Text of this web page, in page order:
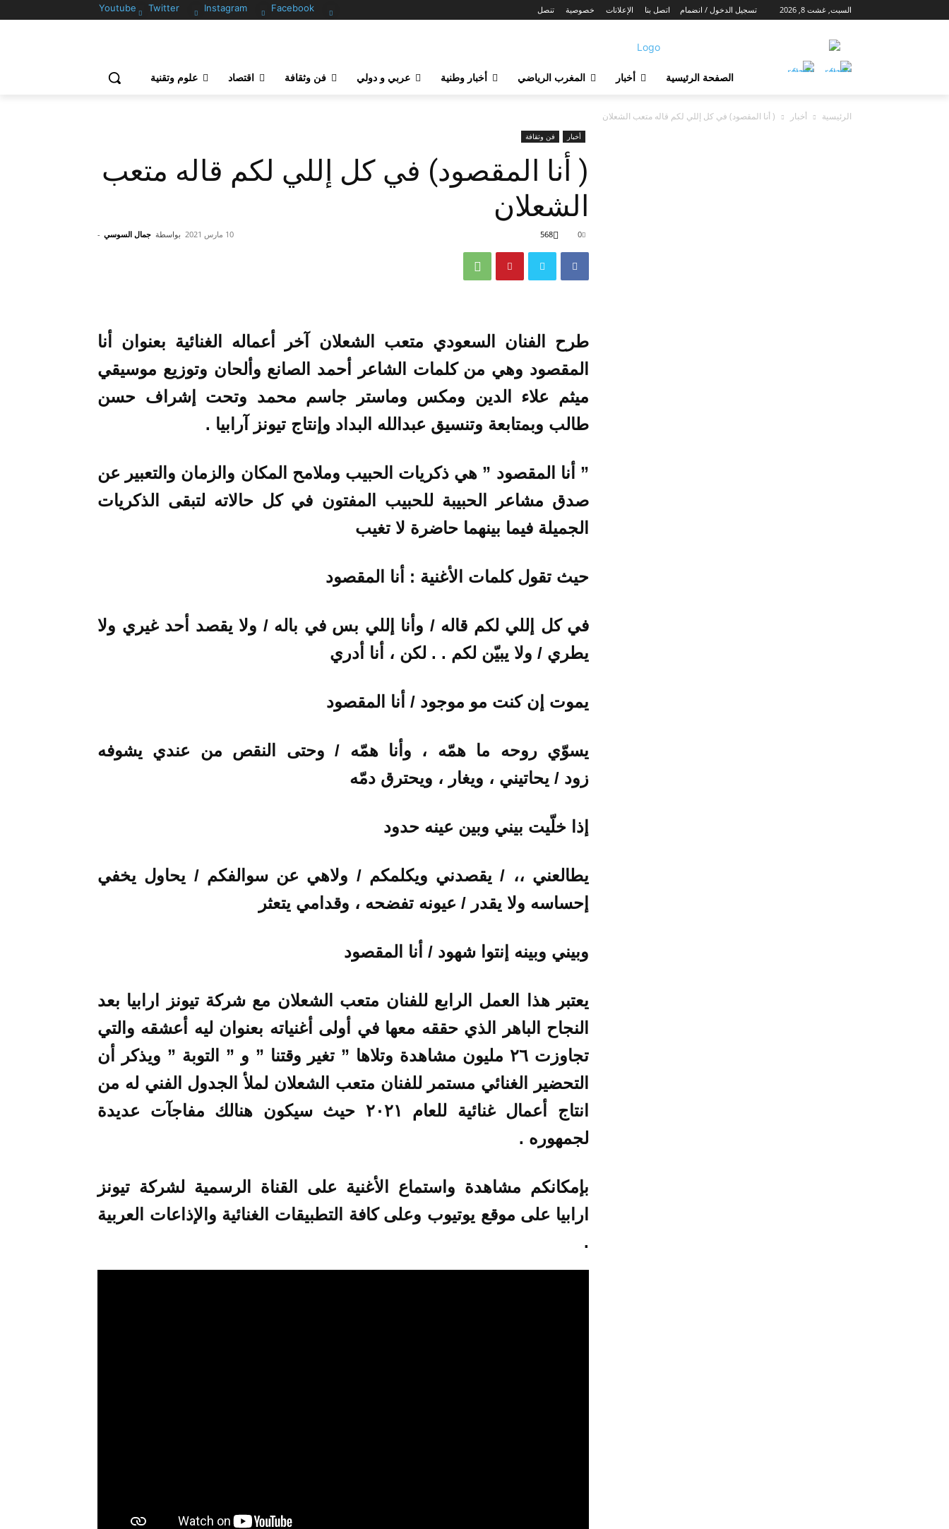
Facebook
Instagram
Twitter
Youtube السبت, غشت 8, 2026 تسجيل الدخول / انضمام تنصل خصوصية الإعلانات اتصل بنا
الصفحة الرئيسية أخبار المغرب الرياضي أخبار وطنية عربي و دولي فن وثقافة اقتصاد علوم وتقنية
الرئيسية أخبار ( أنا المقصود) في كل إللي لكم قاله متعب الشعلان
أخبار فن وثقافة
( أنا المقصود) في كل إللي لكم قاله متعب
الشعلان
بواسطة جمال السوسي - 10 مارس 2021 0
568
طرح الفنان السعودي متعب الشعلان آخر أعماله الغنائية بعنوان أنا
المقصود وهي من كلمات الشاعر أحمد الصانع وألحان وتوزيع موسيقي
ميثم علاء الدين ومكس وماستر جاسم محمد وتحت إشراف حسن
طالب وبمتابعة وتنسيق عبدالله البداد وإنتاج تيونز آرابيا .
” أنا المقصود ” هي ذكريات الحبيب وملامح المكان والزمان والتعبير عن
صدق مشاعر الحبيبة للحبيب المفتون في كل حالاته لتبقى الذكريات
الجميلة فيما بينهما حاضرة لا تغيب
حيث تقول كلمات الأغنية : أنا المقصود
في كل إللي لكم قاله / وأنا إللي بس في باله / ولا يقصد أحد غيري ولا
يطري / ولا يبيّن لكم . . لكن ، أنا أدري
يموت إن كنت مو موجود / أنا المقصود
يسوّي روحه ما همّه ، وأنا همّه / وحتى النقص من عندي يشوفه
زود / يحاتيني ، ويغار ، ويحترق دمّه
إذا خلّيت بيني وبين عينه حدود
يطالعني ،، / يقصدني ويكلمكم / ولاهي عن سوالفكم / يحاول يخفي
إحساسه ولا يقدر / عيونه تفضحه ، وقدامي يتعثر
وبيني وبينه إنتوا شهود / أنا المقصود
يعتبر هذا العمل الرابع للفنان متعب الشعلان مع شركة تيونز ارابيا بعد
النجاح الباهر الذي حققه معها في أولى أغنياته بعنوان ليه أعشقه والتي
تجاوزت ٢٦ مليون مشاهدة وتلاها ” تغير وقتنا ” و ” التوبة ” ويذكر أن
التحضير الغنائي مستمر للفنان متعب الشعلان لملأ الجدول الفني له من
انتاج أعمال غنائية للعام ٢٠٢١ حيث سيكون هنالك مفاجآت عديدة
لجمهوره .
بإمكانكم مشاهدة واستماع الأغنية على القناة الرسمية لشركة تيونز
ارابيا على موقع يوتيوب وعلى كافة التطبيقات الغنائية والإذاعات العربية
.